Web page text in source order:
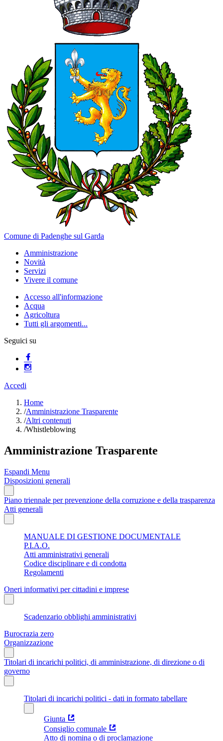
Comune di Padenghe sul Garda
Amministrazione
Novità
Servizi
Vivere il comune
Accesso all'informazione
Acqua
Agricoltura
Tutti gli argomenti...
Seguici su
Accedi
Home
/Amministrazione Trasparente
/Altri contenuti
/Whistleblowing
Amministrazione Trasparente
Espandi Menu
Disposizioni generali
Piano triennale per prevenzione della corruzione e della trasparenza
Atti generali
MANUALE DI GESTIONE DOCUMENTALE
P.I.A.O.
Atti amministrativi generali
Codice disciplinare e di condotta
Regolamenti
Oneri informativi per cittadini e imprese
Scadenzario obblighi amministrativi
Burocrazia zero
Organizzazione
Titolari di incarichi politici, di amministrazione, di direzione o di
governo
Titolari di incarichi politici - dati in formato tabellare
Giunta
Consiglio comunale
Atto di nomina o di proclamazione